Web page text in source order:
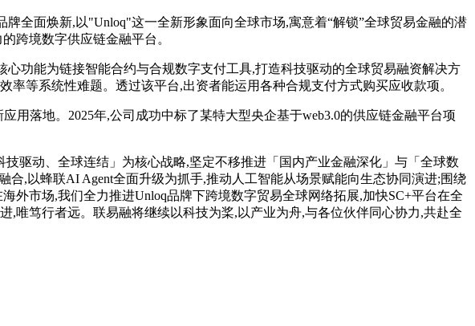
全面焕新,以"Unloq"这一全新形象面向全球市场,寓意着“解锁”全球贸易金融的潜
跨境数字供应链金融平台。
功能为链接智能合约与合规数字支付工具,打造科技驱动的全球贸易融资解决方
率等系统性难题。透过该平台,出资者能运用各种合规支付方式购买应收款项。
用落地。2025年,公司成功中标了某特大型央企基于web3.0的供应链金融平台项
驱动、全球连结」为核心战略,坚定不移推进「国内产业金融深化」与「全球数
,以蜂联AI Agent全面升级为抓手,推动人工智能从场景赋能向生态协同演进;围绕
外市场,我们全力推进Unloq品牌下跨境数字贸易全球网络拓展,加快SC+平台在全
唯笃行者远。联易融将继续以科技为桨,以产业为舟,与各位伙伴同心协力,共赴全